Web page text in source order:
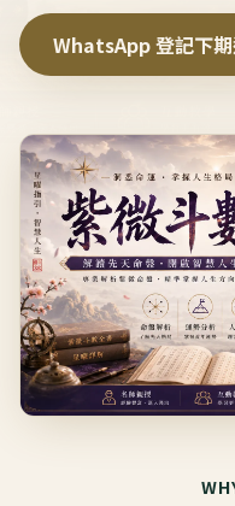
WhatsApp 登記下